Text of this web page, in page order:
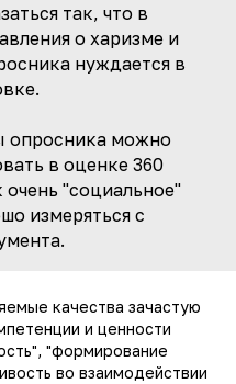
так, что в
о харизме и
нуждается в
опросника можно
в оценке 360
"социальное"
измеряться с
качества зачастую
и ценности
"формирование
во взаимодействии